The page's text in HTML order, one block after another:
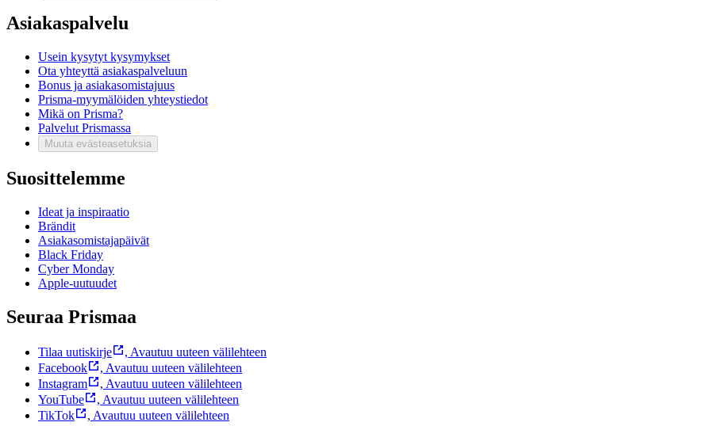
Asiakaspalvelu
Usein kysytyt kysymykset
Ota yhteyttä asiakaspalveluun
Bonus ja asiakasomistajuus
Prisma-myymälöiden yhteystiedot
Mikä on Prisma?
Palvelut Prismassa
Muuta evästeasetuksia
Suosittelemme
Ideat ja inspiraatio
Brändit
Asiakasomistajapäivät
Black Friday
Cyber Monday
Apple-uutuudet
Seuraa Prismaa
Tilaa uutiskirje , Avautuu uuteen välilehteen
Facebook
, Avautuu uuteen välilehteen
Instagram
, Avautuu uuteen välilehteen
YouTube
, Avautuu uuteen välilehteen
TikTok
, Avautuu uuteen välilehteen